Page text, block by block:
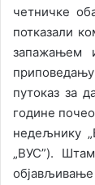
четничке
потказали
запажањем
путоказ за
године
недељнику
„ВУС”).